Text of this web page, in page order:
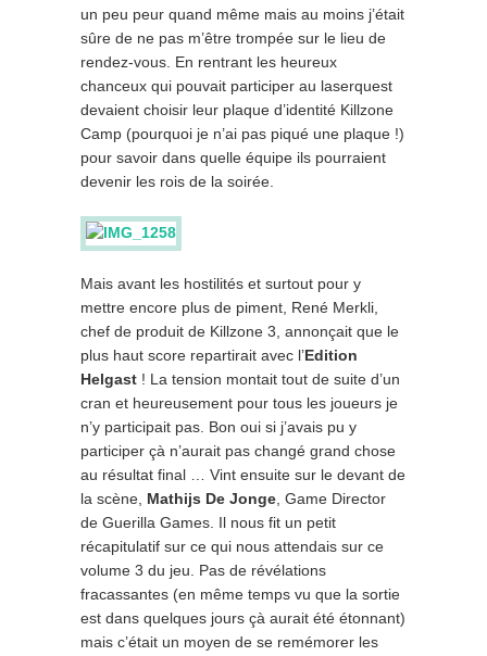
un peu peur quand même mais au moins j’était
sûre de ne pas m’être trompée sur le lieu de
rendez-vous. En rentrant les heureux
chanceux qui pouvait participer au laserquest
devaient choisir leur plaque d’identité Killzone
Camp (pourquoi je n’ai pas piqué une plaque !)
pour savoir dans quelle équipe ils pourraient
devenir les rois de la soirée.
Mais avant les hostilités et surtout pour y
mettre encore plus de piment, René Merkli,
chef de produit de Killzone 3, annonçait que le
plus haut score repartirait avec l’ Edition
Helgast ! La tension montait tout de suite d’un
cran et heureusement pour tous les joueurs je
n’y participait pas. Bon oui si j’avais pu y
participer çà n’aurait pas changé grand chose
au résultat final … Vint ensuite sur le devant de
la scène, Mathijs De Jonge, Game Director
de Guerilla Games. Il nous fit un petit
récapitulatif sur ce qui nous attendais sur ce
volume 3 du jeu. Pas de révélations
fracassantes (en même temps vu que la sortie
est dans quelques jours çà aurait été étonnant)
mais c’était un moyen de se remémorer les